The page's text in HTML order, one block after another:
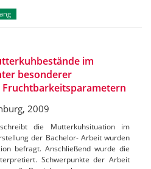
im
besonderer
2009
die Mutterkuhsituation im
der Bachelor- Arbeit wurden
befragt. Anschließend wurde die
Schwerpunkte der Arbeit